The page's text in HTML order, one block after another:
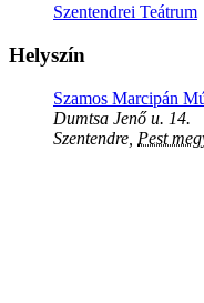
Szentendrei Teátrum
Helyszín
Szamos Marcipán
Dumtsa Jenő u. 14.
Szentendre Pest